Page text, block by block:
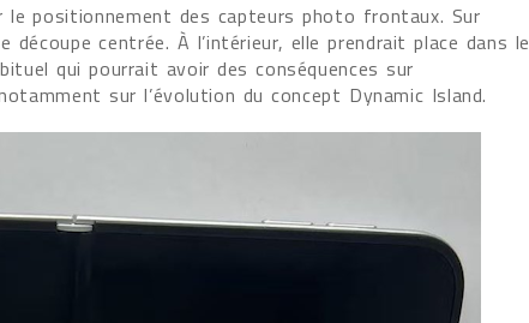
le positionnement des capteurs photo frontaux. Sur
découpe centrée. À l’intérieur, elle prendrait place dans le
qui pourrait avoir des conséquences sur
sur l’évolution du concept Dynamic Island.